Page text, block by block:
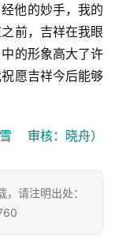
他的妙手，我的
前，吉祥在我眼
的形象高大了许
愿吉祥今后能够
审核：晓舟）
请注明出处：